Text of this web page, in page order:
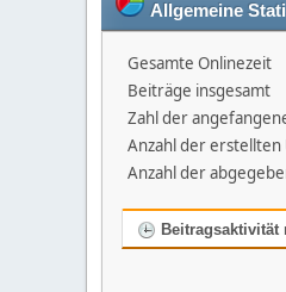
Allgemeine
Gesamte Onlinezeit
Beiträge insgesamt
Zahl der
Anzahl der
Anzahl der
Beitragsaktivität